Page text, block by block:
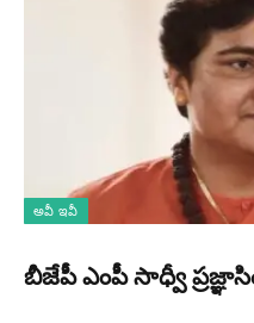
అవీ ఇవీ
బీజేపీ ఎంపీ సాధ్వీ